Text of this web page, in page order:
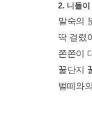
2. 니들이
말숙의
딱 걸렸
쫀쫀이
꿀단지
벌떼와